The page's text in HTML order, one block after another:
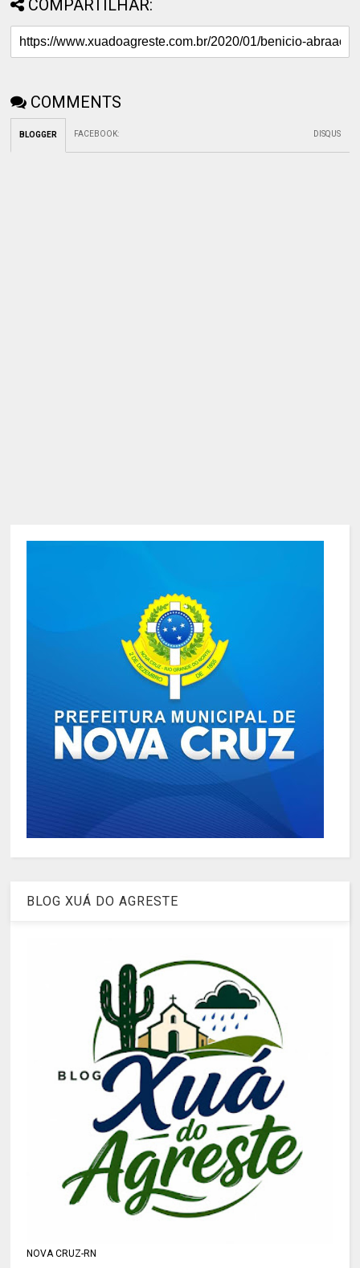
COMPARTILHAR:
COMMENTS
BLOGGER FACEBOOK: DISQUS
BLOG XUÁ DO AGRESTE
NOVA CRUZ-RN